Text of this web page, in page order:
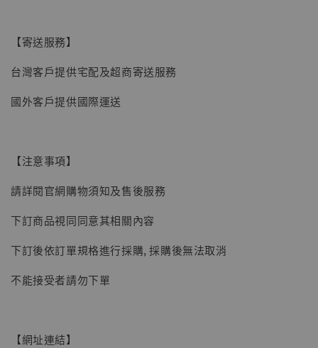
子彈飛 鵝城縣長 張麻子 [BK01]
NT$ 4,980
【寄送服務】
台灣客戶提供宅配及超商寄送服務
國外客戶提供國際運送
【注意事項】
請詳閱官網購物須知及售後服務
下訂商品視同同意其相關內容
下訂後依訂單規格進行採購, 採購後無法取消
不能接受者請勿下單
【網址連結】